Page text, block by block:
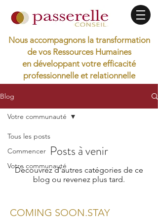
Nous accompagnons la transformation
de vos Ressources Humaines
en développant votre efficacité
professionnelle et relationnelle
Blog
Tous les posts
Commencer
Votre communauté
Votre communauté
Posts à venir
Découvrez d'autres catégories de ce
blog ou revenez plus tard.
COMING SOON.STAY